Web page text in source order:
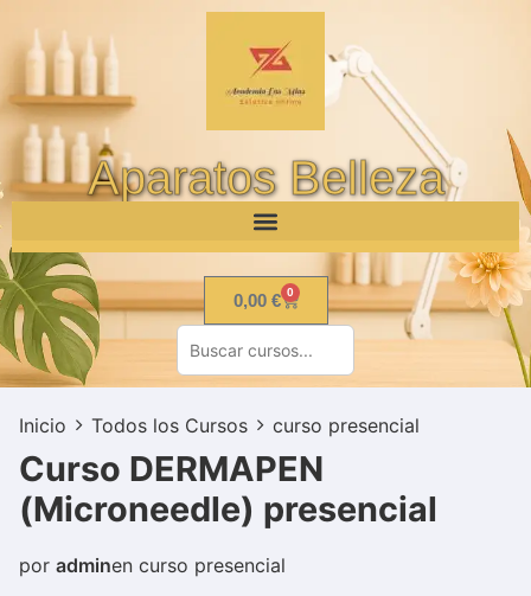
Aparatos Belleza
0,00 € 0
Inicio Todos los Cursos curso presencial
Curso DERMAPEN
(Microneedle) presencial
por adminen curso presencial